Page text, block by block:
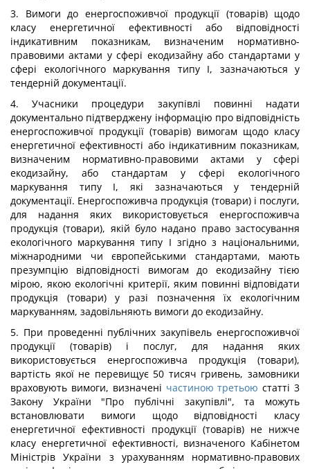
3. Вимоги до енергоспоживчої продукції (товарів) щодо
класу енергетичної ефективності або відповідності
індикативним показникам, визначеним нормативно-
правовими актами у сфері екодизайну або стандартами у
сфері екологічного маркування типу I, зазначаються у
тендерній документації.
4. Учасники процедури закупівлі повинні надати
документально підтверджену інформацію про відповідність
енергоспоживчої продукції (товарів) вимогам щодо класу
енергетичної ефективності або індикативним показникам,
визначеним нормативно-правовими актами у сфері
екодизайну, або стандартам у сфері екологічного
маркування типу I, які зазначаються у тендерній
документації. Енергоспоживча продукція (товари) і послуги,
для надання яких використовується енергоспоживча
продукція (товари), якій було надано право застосування
екологічного маркування типу I згідно з національними,
міжнародними чи європейськими стандартами, мають
презумпцію відповідності вимогам до екодизайну тією
мірою, якою екологічні критерії, яким повинні відповідати
продукція (товари) у разі позначення їх екологічним
маркуванням, задовільняють вимоги до екодизайну.
5. При проведенні публічних закупівель енергоспоживчої
продукції (товарів) і послуг, для надання яких
використовується енергоспоживча продукція (товари),
вартість якої не перевищує 50 тисяч гривень, замовники
враховують вимоги, визначені частиною третьою статті 3
Закону України "Про публічні закупівлі", та можуть
встановлювати вимоги щодо відповідності класу
енергетичної ефективності продукції (товарів) не нижче
класу енергетичної ефективності, визначеного Кабінетом
Міністрів України з урахуванням нормативно-правових